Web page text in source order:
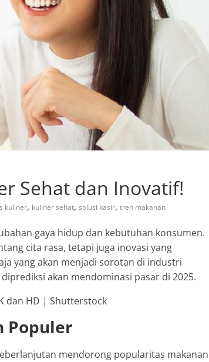
Sehat dan Inovatif!
kuliner, kuliner sehat, solusi kasir, tren makanan
gaya hidup dan kebutuhan konsumen.
cita rasa, tetapi juga inovasi yang
yang akan menjadi sorotan di industri
akan mendominasi pasar di 2025.
Populer
mendorong popularitas makanan